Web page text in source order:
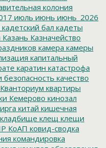
колония
июль июнь июнь_2026
кадетский бал кадеты
Казань Казначейство
камера камеры
капитальный
каратин катастрофа
безопасность качество
Кванториум квартиры
Кемерово кинозал
китай кишечная
кладбище клещ клещи
КоАП ковид-сводка
командировка